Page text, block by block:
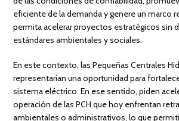
eficiente de la demanda y genere un marco
permita acelerar proyectos estratégicos sin
estándares ambientales y sociales.
En este contexto, las Pequeñas Centrales
representarían una oportunidad para
sistema eléctrico. En ese sentido, piden
operación de las PCH que hoy enfrentan
ambientales o administrativos, lo que